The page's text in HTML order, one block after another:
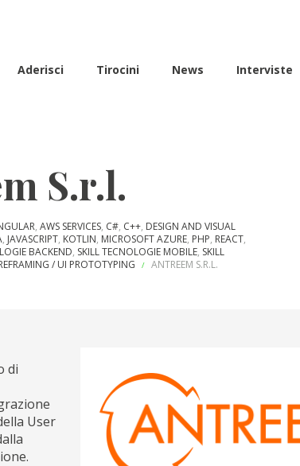
Aderisci Tirocini News Interviste
S.r.l.
,AWS SERVICES, C#, C++, DESIGN AND VISUAL
, JAVASCRIPT, KOTLIN, MICROSOFT AZURE, PHP, REACT,
BACKEND, SKILL TECNOLOGIE MOBILE, SKILL
/ UI PROTOTYPING / ANTREEM S.R.L.
di
User